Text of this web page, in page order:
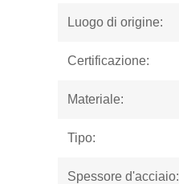
Luogo di origine:
Certificazione:
Materiale:
Tipo:
Spessore d'acciaio: